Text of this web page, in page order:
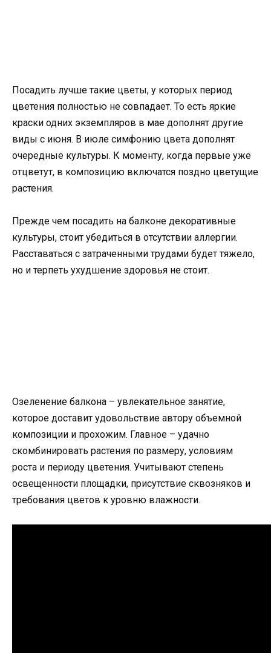
Посадить лучше такие цветы, у которых период
цветения полностью не совпадает. То есть яркие
краски одних экземпляров в мае дополнят другие
виды с июня. В июле симфонию цвета дополнят
очередные культуры. К моменту, когда первые уже
отцветут, в композицию включатся поздно цветущие
растения.
Прежде чем посадить на балконе декоративные
культуры, стоит убедиться в отсутствии аллергии.
Расставаться с затраченными трудами будет тяжело,
но и терпеть ухудшение здоровья не стоит.
Озеленение балкона – увлекательное занятие,
которое доставит удовольствие автору объемной
композиции и прохожим. Главное – удачно
скомбинировать растения по размеру, условиям
роста и периоду цветения. Учитывают степень
освещенности площадки, присутствие сквозняков и
требования цветов к уровню влажности.